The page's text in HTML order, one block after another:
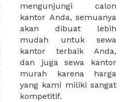
kompetitif.